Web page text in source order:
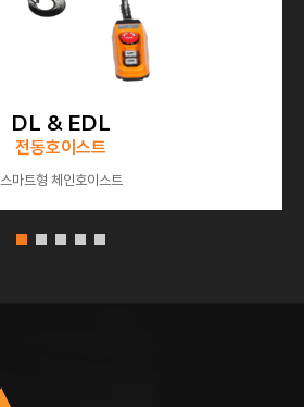
DL & EDL
전동호이스트
스마트형 체인호이스트